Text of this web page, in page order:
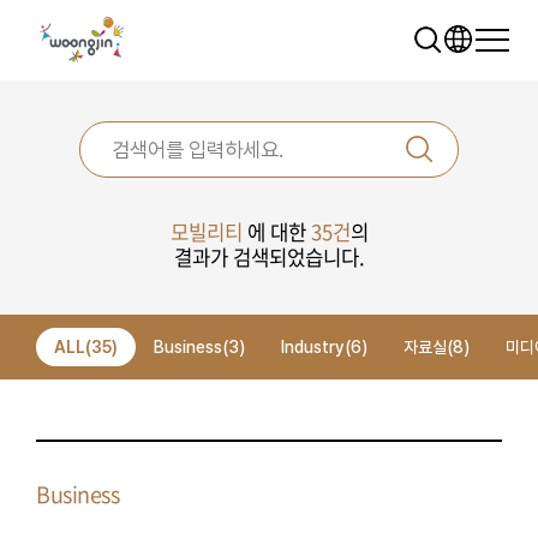
추천 검색어
렌탈 모빌리티 클라우드
모빌리티 에 대한35건의
결과가 검색되었습니다.
ALL(35) Business(3) Industry(6) 자료실(8) 미
Business